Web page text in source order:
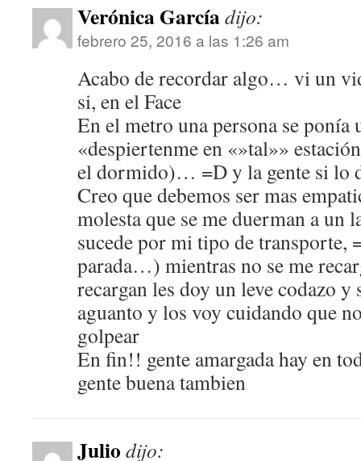
Verónica Garcíadijo:
febrero 25, 2016 a las 1:26 am
Acabo de recordar algo… vi un
si, en el Face
En el metro una persona se ponía
«despiertenme en «»tal»»
el dormido)… =D y la gente si lo
Creo que debemos ser mas
molesta que se me duerman a un
sucede por mi tipo de transporte,
parada…) mientras no se me
recargan les doy un leve codazo
aguanto y los voy cuidando que
golpear
En fin!! gente amargada hay en
gente buena tambien
Julio dijo: